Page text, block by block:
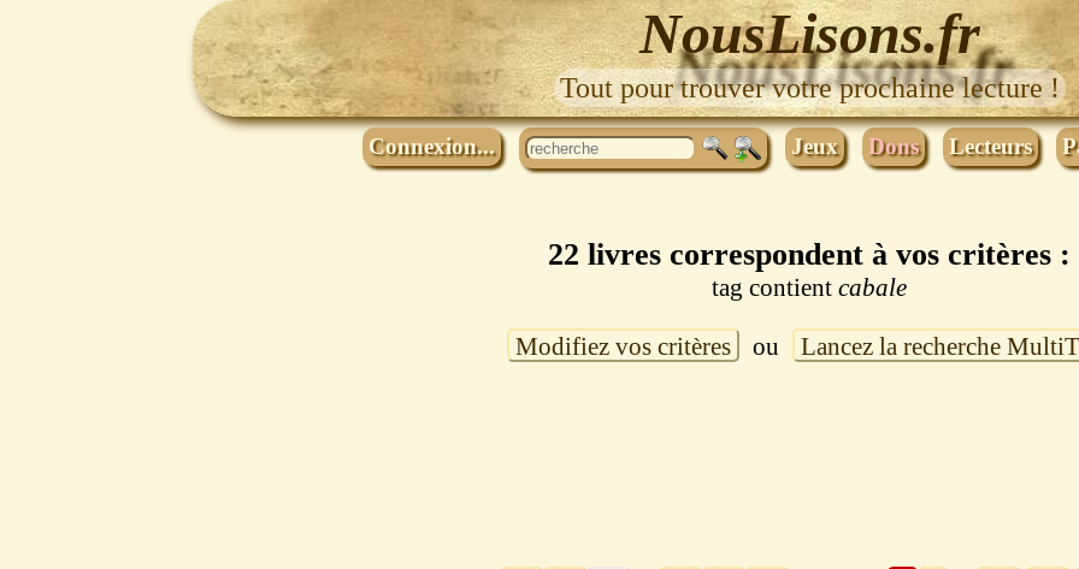
NousLisons.fr
Tout pour trouver votre prochaine lecture !
Connexion... Jeux Dons Lecteurs
22 livres correspondent à vos critères :
tag contient cabale
Modifiez vos critères ou Lancez la recherche